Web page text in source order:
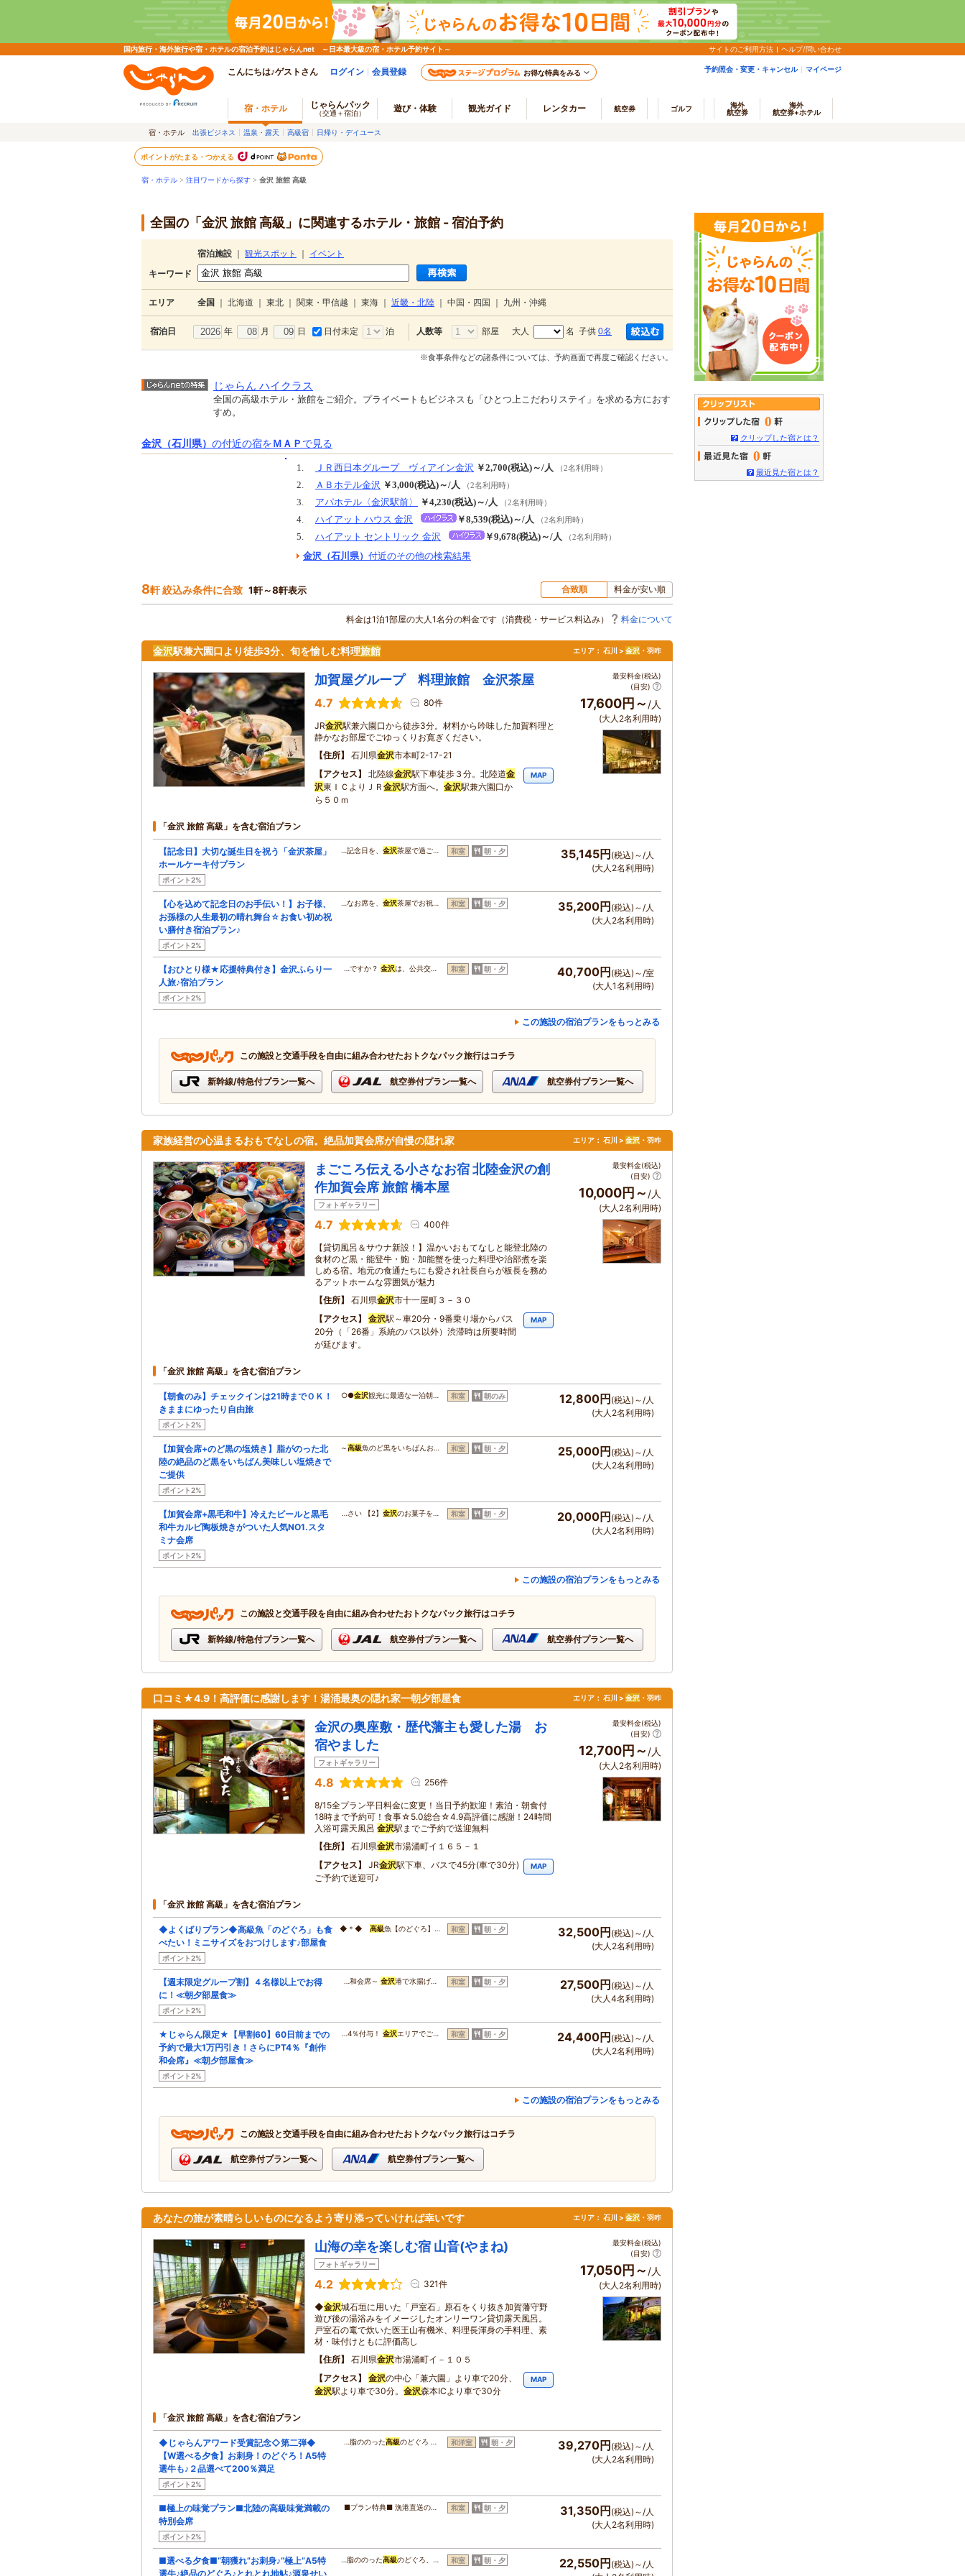
国内旅行・海外旅行や宿・ホテルの宿泊予約はじゃらんnet ～日本最大級の宿・ホテル予約サイト～ サイトのご利用方法 ヘルプ/問い合わせ
こんにちは♪ゲストさん ログイン 会員登録 お得な特典をみる 予約照会・変更・キャンセル マイページ
宿・ホテル じゃらんパック
（交通＋宿泊） 遊び・体験 観光ガイド レンタカー 航空券 ゴルフ
海外
航空券
海外
航空券+ホテル
宿・ホテル 出張ビジネス 温泉・露天 高級宿 日帰り・デイユース
ポイントがたまる・つかえる
宿・ホテル > 注目ワードから探す > 金沢 旅館 高級
全国の「金沢 旅館 高級」に関連するホテル・旅館 - 宿泊予約
宿泊施設 観光スポット
イベント
キーワード
エリア 全国 北海道 東北 関東・甲信越 東海 近畿・北陸 中国・四国 九州・沖縄
宿泊日 年 月 日 日付未定 泊 人数等 部屋 大人 名 子供 0名
※食事条件などの諸条件については、予約画面で再度ご確認ください。
じゃらん ハイクラス
全国の高級ホテル・旅館をご紹介。プライベートもビジネスも「ひとつ上こだわりステイ」を求める方におす
すめ。
金沢（石川県） の付近の宿をＭＡＰ で見る
1. ＪＲ西日本グループ ヴィアイン金沢 ￥2,700(税込)～/人 （2名利用時）
2. ＡＢホテル金沢 ￥3,000(税込)～/人 （2名利用時）
3. アパホテル〈金沢駅前〉 ￥4,230(税込)～/人 （2名利用時）
4. ハイアット ハウス 金沢 ￥8,539(税込)～/人 （2名利用時）
5. ハイアット セントリック 金沢 ￥9,678(税込)～/人 （2名利用時）
金沢（石川県） 付近のその他の検索結果
8軒 絞込み条件に合致 1軒～8軒表示 合致順 料金が安い順
料金は1泊1部屋の大人1名分の料金です（消費税・サービス料込み） 料金について
金沢駅兼六園口より徒歩3分、旬を愉しむ料理旅館 エリア： 石川 > 金沢 ・羽咋
加賀屋グループ 料理旅館 金沢茶屋
4.7 80件
JR金沢駅兼六園口から徒歩3分。材料から吟味した加賀料理と
静かなお部屋でごゆっくりお寛ぎください。
住所
石川県金沢市本町2-17-21
アクセス
北陸線金沢駅下車徒歩３分。北陸道金
沢東ＩＣよりＪＲ 金沢駅方面へ。 金沢駅兼六園口か
ら５０ｍ
MAP
最安料金(税込)
(目安)
17,600円～ /人
(大人2名利用時)
「金沢 旅館 高級」を含む宿泊プラン
【記念日】大切な誕生日を祝う「金沢茶屋」
ホールケーキ付プラン
ポイント2%
…記念日を、 金沢茶屋で過ご… 和室 朝・夕 35,145円 (税込)～/人
(大人2名利用時)
【心を込めて記念日のお手伝い！】お子様、
お孫様の人生最初の晴れ舞台☆お食い初め祝
い膳付き宿泊プラン♪
ポイント2%
…なお席を、 金沢茶屋でお祝… 和室 朝・夕 35,200円 (税込)～/人
(大人2名利用時)
【おひとり様★応援特典付き】金沢ふらり一
人旅♪宿泊プラン
ポイント2%
…ですか？ 金沢は、公共交… 和室 朝・夕 40,700円 (税込)～/室
(大人1名利用時)
この施設の宿泊プランをもっとみる
この施設と交通手段を自由に組み合わせたおトクなパック旅行はコチラ
新幹線/特急付プラン一覧へ 航空券付プラン一覧へ 航空券付プラン一覧へ
家族経営の心温まるおもてなしの宿。絶品加賀会席が自慢の隠れ家 エリア： 石川 > 金沢 ・羽咋
まごころ伝える小さなお宿 北陸金沢の創
作加賀会席 旅館 橋本屋
フォトギャラリー
4.7 400件
【貸切風呂＆サウナ新設！】温かいおもてなしと能登北陸の
食材のど黒・能登牛・鮑・加能蟹を使った料理や治部煮を楽
しめる宿。地元の食通たちにも愛され社長自らが板長を務め
るアットホームな雰囲気が魅力
住所
石川県金沢市十一屋町３－３０
アクセス
金沢駅～車20分・9番乗り場からバス
20分（「26番」系統のバス以外）渋滞時は所要時間
が延びます。
MAP
最安料金(税込)
(目安)
10,000円～ /人
(大人2名利用時)
「金沢 旅館 高級」を含む宿泊プラン
【朝食のみ】チェックインは21時までＯＫ！
きままにゆったり自由旅
ポイント2%
○●金沢観光に最適な一泊朝… 和室 朝のみ 12,800円 (税込)～/人
(大人2名利用時)
【加賀会席+のど黒の塩焼き】脂がのった北
陸の絶品のど黒をいちばん美味しい塩焼きで
ご提供
ポイント2%
～高級魚のど黒をいちばんお… 和室 朝・夕 25,000円 (税込)～/人
(大人2名利用時)
【加賀会席+黒毛和牛】冷えたビールと黒毛
和牛カルビ陶板焼きがついた人気NO1.スタ
ミナ会席
ポイント2%
…さい 【2】 金沢のお菓子を… 和室 朝・夕 20,000円 (税込)～/人
(大人2名利用時)
この施設の宿泊プランをもっとみる
この施設と交通手段を自由に組み合わせたおトクなパック旅行はコチラ
新幹線/特急付プラン一覧へ 航空券付プラン一覧へ 航空券付プラン一覧へ
口コミ★4.9！高評価に感謝します！湯涌最奥の隠れ家━朝夕部屋食 エリア： 石川 > 金沢 ・羽咋
金沢の奥座敷・歴代藩主も愛した湯 お
宿やました
フォトギャラリー
4.8 256件
8/15全プラン平日料金に変更！当日予約歓迎！素泊・朝食付
18時まで予約可！食事☆5.0総合☆4.9高評価に感謝！24時間
入浴可露天風呂 金沢駅までご予約で送迎無料
住所
石川県金沢市湯涌町イ１６５－１
アクセス
JR金沢駅下車、バスで45分(車で30分)
ご予約で送迎可♪
MAP
最安料金(税込)
(目安)
12,700円～ /人
(大人2名利用時)
「金沢 旅館 高級」を含む宿泊プラン
◆よくばりプラン◆高級魚「のどぐろ」も食
べたい！ミニサイズをおつけします♪部屋食
ポイント2%
◆＊◆ 高級魚【のどぐろ】… 和室 朝・夕 32,500円(税込)～/人
(大人2名利用時)
【週末限定グループ割】４名様以上でお得
に！≪朝夕部屋食≫
ポイント2%
…和会席～ 金沢港で水揚げ… 和室 朝・夕 27,500円(税込)～/人
(大人4名利用時)
★じゃらん限定★【早割60】60日前までの
予約で最大1万円引き！さらにPT4％『創作
和会席』≪朝夕部屋食≫
ポイント2%
…4％付与！ 金沢エリアでご… 和室 朝・夕 24,400円(税込)～/人
(大人2名利用時)
この施設の宿泊プランをもっとみる
この施設と交通手段を自由に組み合わせたおトクなパック旅行はコチラ
航空券付プラン一覧へ 航空券付プラン一覧へ
あなたの旅が素晴らしいものになるよう寄り添っていければ幸いです エリア： 石川 > 金沢 ・羽咋
山海の幸を楽しむ宿 山音(やまね)
フォトギャラリー
4.2 321件
◆金沢城石垣に用いた「戸室石」原石をくり抜き加賀藩守野
遊び後の湯浴みをイメージしたオンリーワン貸切露天風呂。
戸室石の竃で炊いた医王山有機米、料理長渾身の手料理、素
材・味付けともに評価高し
住所
石川県金沢市湯涌町イ－１０５
アクセス
金沢の中心「兼六園」より車で20分、
金沢駅より車で30分。 金沢森本ICより車で30分
MAP
最安料金(税込)
(目安)
17,050円～/人
(大人2名利用時)
「金沢 旅館 高級」を含む宿泊プラン
◆じゃらんアワード受賞記念◇第二弾◆
【W選べる夕食】お刺身！のどぐろ！A5特
選牛も♪２品選べて200％満足
ポイント2%
…脂ののった高級のどぐろ … 和洋室 朝・夕 39,270円 (税込)～/人
(大人2名利用時)
■極上の味覚プラン■北陸の高級味覚満載の
特別会席
ポイント2%
■プラン特典■ 漁港直送の… 和室 朝・夕 31,350円 (税込)～/人
(大人2名利用時)
■選べる夕食■“朝獲れ”お刺身♪“極上”A5特
選牛♪絶品のどぐろ♪とれとれ地鮎♪源泉せい
…脂ののった高級のどぐろ、… 和室 朝・夕 22,550円 (税込)～/人
0
クリップした宿とは？
0
最近見た宿とは？